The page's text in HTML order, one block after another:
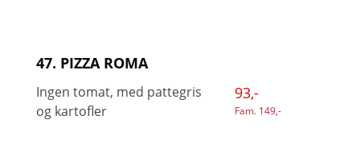
47. PIZZA ROMA
Ingen tomat, med pattegris
og kartofler
93,-
Fam. 149,-